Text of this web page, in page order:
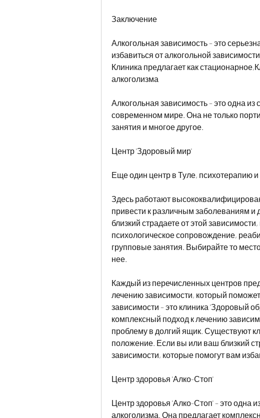
Заключение
Алкогольная зависимость – это
избавиться от алкогольной
Клиника предлагает как
алкоголизма
Алкогольная зависимость – это одна
современном мире. Она не только
занятия и многое другое.
Центр 'Здоровый мир'
Еще один центр в Туле, психотерапию
Здесь работают
привести к различным заболеваниям
близкий страдаете от этой
психологическое сопровождение,
групповые занятия. Выбирайте то
нее.
Каждый из перечисленных центров
лечению зависимости, который
зависимости – это клиника 'Здоровый
комплексный подход к лечению
проблему в долгий ящик. Существуют
положение. Если вы или ваш близкий
зависимости, которые помогут вам
Центр здоровья 'Алко-Стоп'
Центр здоровья 'Алко-Стоп' – это одна
алкоголизма. Она предлагает